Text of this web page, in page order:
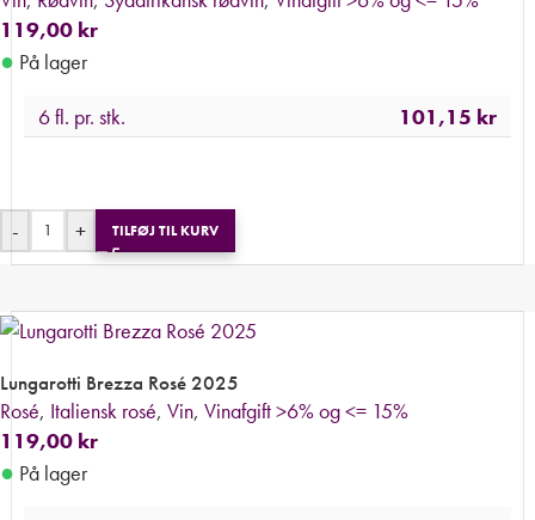
119,00 kr
● På lager
6 fl. pr. stk.
101,15 kr
- + TILFØJ TIL KURV
Lungarotti Brezza Rosé 2025
Rosé, Italiensk rosé, Vin, Vinafgift >6% og <= 15%
119,00 kr
● På lager